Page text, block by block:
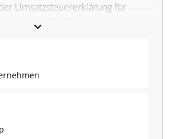
Umsatzsteuererklärung für
Meldung sowie
Mit SARA wird der
bei komplexen
Tätigkeiten und sorgt für eine